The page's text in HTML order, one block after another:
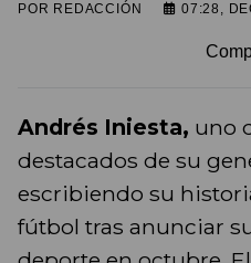
POR REDACCIÓN 07:28,
Andrés Iniesta, uno
destacados de su
escribiendo su
fútbol tras anunciar